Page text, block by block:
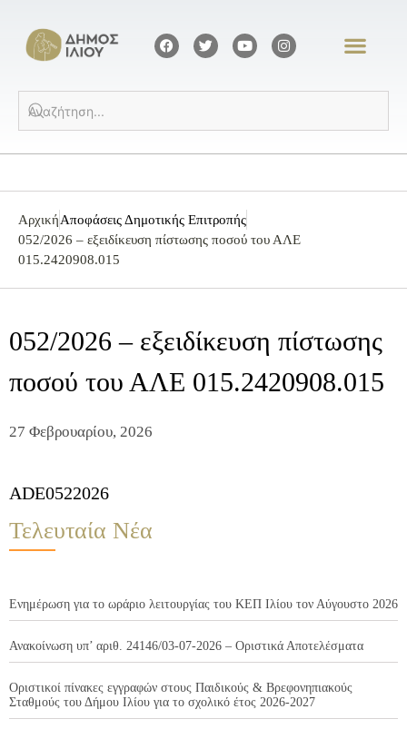
ΑρχικήΑποφάσεις Δημοτικής Επιτροπής
052/2026 – εξειδίκευση πίστωσης ποσού του ΑΛΕ
015.2420908.015
052/2026 – εξειδίκευση πίστωσης
ποσού του ΑΛΕ 015.2420908.015
27 Φεβρουαρίου, 2026
ADE0522026
Τελευταία Νέα
Ενημέρωση για το ωράριο λειτουργίας του ΚΕΠ Ιλίου τον Αύγουστο 2026
Ανακοίνωση υπ’ αριθ. 24146/03-07-2026 – Οριστικά Αποτελέσματα
Οριστικοί πίνακες εγγραφών στους Παιδικούς & Βρεφονηπιακούς
Σταθμούς του Δήμου Ιλίου για το σχολικό έτος 2026-2027